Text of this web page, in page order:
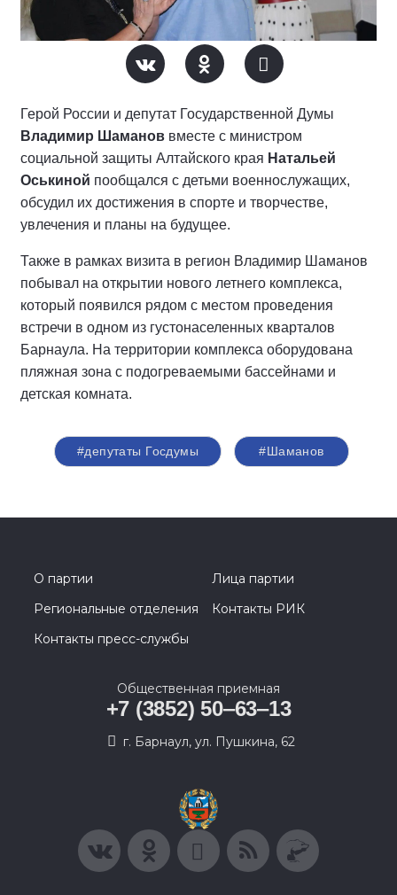
Герой России и депутат Государственной Думы
Владимир Шаманов вместе с министром
социальной защиты Алтайского края Натальей
Оськиной пообщался с детьми военнослужащих,
обсудил их достижения в спорте и творчестве,
увлечения и планы на будущее.
Также в рамках визита в регион Владимир Шаманов
побывал на открытии нового летнего комплекса,
который появился рядом с местом проведения
встречи в одном из густонаселенных кварталов
Барнаула. На территории комплекса оборудована
пляжная зона с подогреваемыми бассейнами и
детская комната.
#депутаты Госдумы #Шаманов
О партии
Лица партии
Региональные отделения
Контакты РИК
Контакты пресс-службы
Общественная приемная
+7 (3852) 50‒63‒13
г. Барнаул, ул. Пушкина, 62